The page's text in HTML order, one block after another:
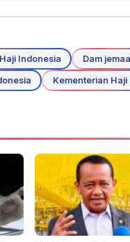
Indonesia Dam
Kementerian Haji